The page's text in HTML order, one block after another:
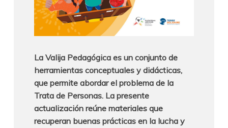
La Valija Pedagógica es un conjunto de
herramientas conceptuales y didácticas,
que permite abordar el problema de la
Trata de Personas. La presente
actualización reúne materiales que
recuperan buenas prácticas en la lucha y